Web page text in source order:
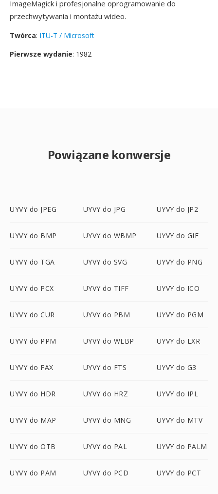
ImageMagick i profesjonalne oprogramowanie do
przechwytywania i montażu wideo.
Twórca: ITU-T / Microsoft
Pierwsze wydanie: 1982
Powiązane konwersje
UYVY do JPEG UYVY do JPG UYVY do JP2
UYVY do BMP UYVY do WBMP UYVY do GIF
UYVY do TGA UYVY do SVG UYVY do PNG
UYVY do PCX UYVY do TIFF UYVY do ICO
UYVY do CUR UYVY do PBM UYVY do PGM
UYVY do PPM UYVY do WEBP UYVY do EXR
UYVY do FAX UYVY do FTS UYVY do G3
UYVY do HDR UYVY do HRZ UYVY do IPL
UYVY do MAP UYVY do MNG UYVY do MTV
UYVY do OTB UYVY do PAL UYVY do PALM
UYVY do PAM UYVY do PCD UYVY do PCT